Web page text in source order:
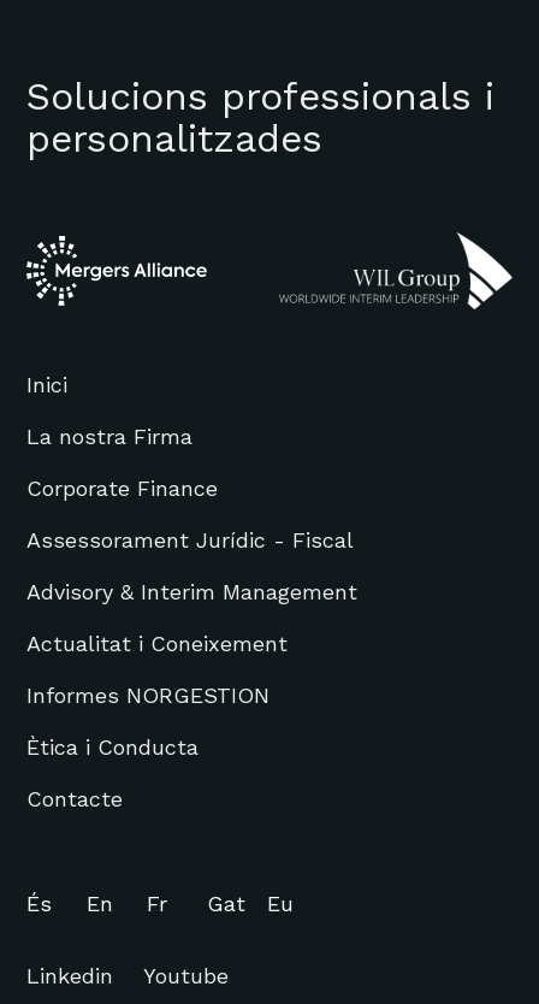
Solucions professionals i
personalitzades
Inici
La nostra Firma
Corporate Finance
Assessorament Jurídic - Fiscal
Advisory & Interim Management
Actualitat i Coneixement
Informes NORGESTION
Ètica i Conducta
Contacte
És En Fr Gat Eu
Linkedin Youtube